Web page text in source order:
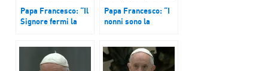
Papa Francesco: “Il
Signore fermi la
Papa Francesco: “I
nonni sono la